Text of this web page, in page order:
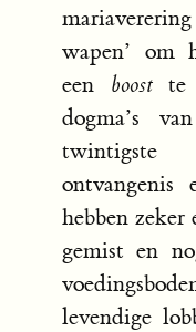
wapen’ om
een boostte
dogma’s
twintigste
ontvangenis
hebben
gemist en
levendige